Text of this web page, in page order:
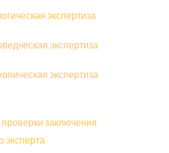
экспертиза
экспертиза
экспертиза
заключения
эксперта